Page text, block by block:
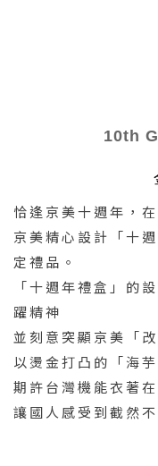
10th
恰逢京美十週年，
京美 精心設計「十
定禮品。
「 十週年禮盒 」的
躍精神
並刻意突顯京美「
以燙金打凸的「海
期許台灣機能衣著
讓國人感受到截然